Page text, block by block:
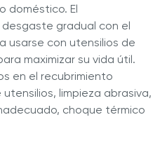
doméstico. El
gradual con el
usarse con utensilios de
maximizar su vida útil.
en el recubrimiento
limpieza abrasiva,
choque térmico